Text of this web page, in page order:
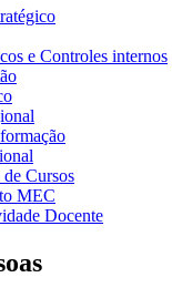
e Controles internos
Cursos
MEC
Docente